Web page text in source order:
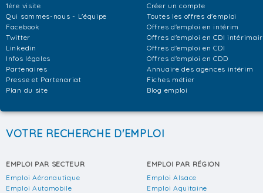
1ère visite
Qui sommes-nous - L'équipe
Facebook
Twitter
Linkedin
Infos légales
Partenaires
Presse et Partenariat
Plan du site
Créer un compte
Toutes les offres d'emploi
Offres d'emploi en intérim
Offres d'emploi en CDI
Offres d'emploi en CDI
Offres d'emploi en CDD
Annuaire des agences intérim
Fiches métier
Blog emploi
VOTRE RECHERCHE D'EMPLOI
EMPLOI PAR SECTEUR
Emploi Aéronautique
Emploi Automobile
EMPLOI PAR RÉGION
Emploi Alsace
Emploi Aquitaine